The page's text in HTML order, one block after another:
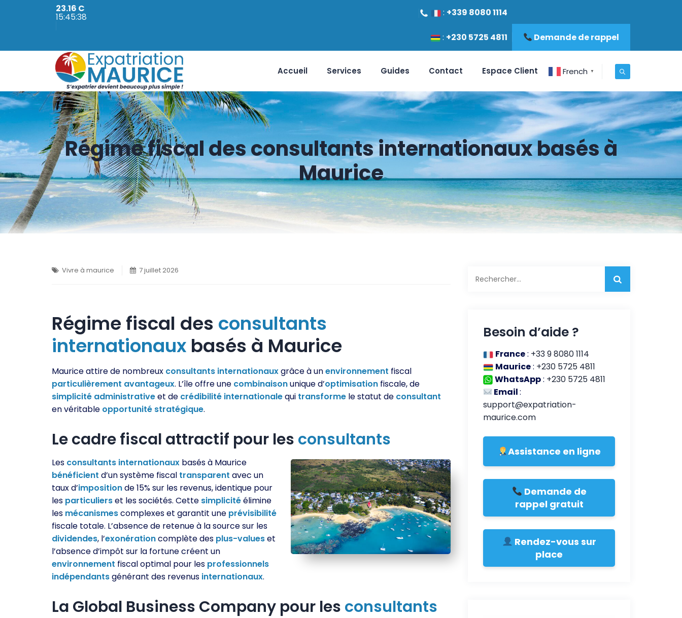
23.16 C
15:45:39 : +339 8080 1114
: +230 5725 4811 Demande de rappel
Accueil Services Guides Contact Espace Client French ▼
Régime fiscal des consultants internationaux basés à
Maurice
Vivre à maurice 7 juillet 2026
Régime fiscal des consultants
internationaux basés à Maurice
Maurice attire de nombreux consultants internationauxgrâce à unenvironnement fiscal
particulièrement avantageux. L’île offre une combinaisonunique d’optimisation fiscale, de
simplicité administrativeet de crédibilité internationalequi transforme le statut de consultant
en véritable opportunité stratégique.
Le cadre fiscal attractif pour les consultants
Les consultants internationaux basés à Maurice
bénéficient d’un système fiscal transparent avec un
taux d’impositionde 15% sur les revenus, identique pour
les particulierset les sociétés. Cette simplicitéélimine
les mécanismescomplexes et garantit une prévisibilité
fiscale totale. L’absence de retenue à la source sur les
dividendes, l’exonérationcomplète des plus-valueset
l’absence d’impôt sur la fortune créent un
environnement fiscal optimal pour les professionnels
indépendantsgénérant des revenus internationaux.
La Global Business Company pour les consultants
Besoin d’aide ?
France: +33 9 8080 1114
Maurice: +230 5725 4811
WhatsApp: +230 5725 4811
Email:
support@expatriation-
maurice.com
Assistance en ligne
Demande de
rappel gratuit
Rendez-vous sur
place